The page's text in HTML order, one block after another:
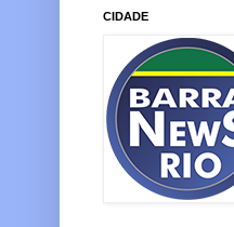
CIDADE